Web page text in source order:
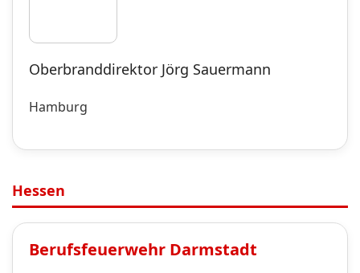
Oberbranddirektor Jörg Sauermann
Hamburg
Hessen
Berufsfeuerwehr Darmstadt